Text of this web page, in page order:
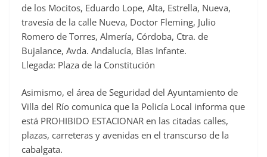
de los Mocitos, Eduardo Lope, Alta, Estrella, Nueva,
travesía de la calle Nueva, Doctor Fleming, Julio
Romero de Torres, Almería, Córdoba, Ctra. de
Bujalance, Avda. Andalucía, Blas Infante.
Llegada: Plaza de la Constitución
Asimismo, el área de Seguridad del Ayuntamiento de
Villa del Río comunica que la Policía Local informa que
está PROHIBIDO ESTACIONAR en las citadas calles,
plazas, carreteras y avenidas en el transcurso de la
cabalgata.